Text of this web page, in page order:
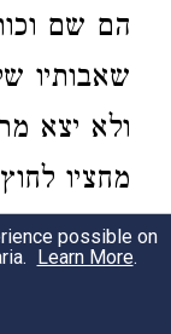
הם שם
שאבותיו
ולא יצא
מחציו
סימןוהוא
נתייאשו
possible on
Learn More.